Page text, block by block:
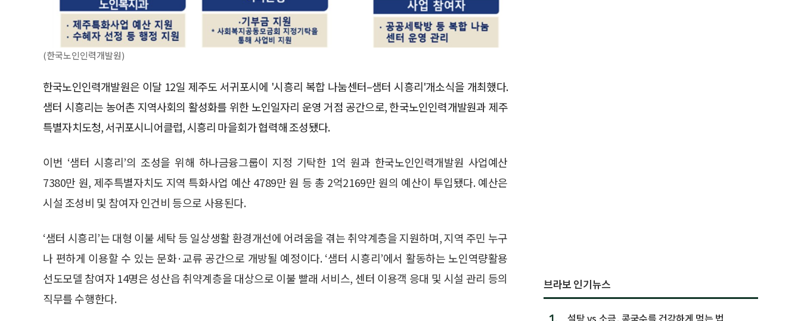
(한국노인인력개발원)
한국노인인력개발원은 이달 12일 제주도 서귀포시에 '시흥리 복합 나눔센터–샘터 시흥리'개소식을 개최했다.
샘터 시흥리는 농어촌 지역사회의 활성화를 위한 노인일자리 운영 거점 공간으로, 한국노인인력개발원과 제주
특별자치도청, 서귀포시니어클럽, 시흥리 마을회가 협력해 조성됐다.
이번 ‘샘터 시흥리’의 조성을 위해 하나금융그룹이 지정 기탁한 1억 원과 한국노인인력개발원 사업예산
7380만 원, 제주특별자치도 지역 특화사업 예산 4789만 원 등 총 2억2169만 원의 예산이 투입됐다. 예산은
시설 조성비 및 참여자 인건비 등으로 사용된다.
‘샘터 시흥리’는 대형 이불 세탁 등 일상생활 환경개선에 어려움을 겪는 취약계층을 지원하며, 지역 주민 누구
나 편하게 이용할 수 있는 문화·교류 공간으로 개방될 예정이다. ‘샘터 시흥리’에서 활동하는 노인역량활용
선도모델 참여자 14명은 성산읍 취약계층을 대상으로 이불 빨래 서비스, 센터 이용객 응대 및 시설 관리 등의
직무를 수행한다.
브라보 인기뉴스
설탕 vs 소금, 콩국수를 건강하게 먹는 법